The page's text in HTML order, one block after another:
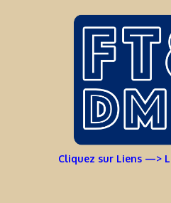
Cliquez sur Liens —>